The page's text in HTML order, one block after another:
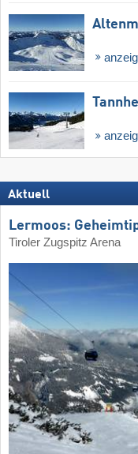
Aktuell
Lermoos:
Tiroler Zugspitz Arena